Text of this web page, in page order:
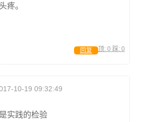
疼。
顶: 0 踩: 0
回复
10-19 09:32:49
实践的检验